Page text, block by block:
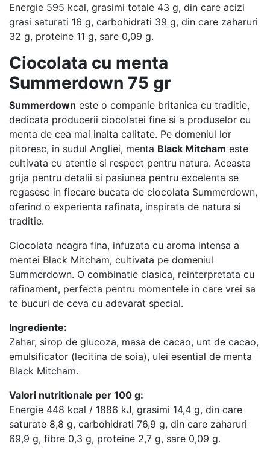
Energie 595 kcal, grasimi totale 43 g, din care acizi
grasi saturati 16 g, carbohidrati 39 g, din care zaharuri
32 g, proteine 11 g, sare 0,09 g.
Ciocolata cu menta
Summerdown 75 gr
Summerdown este o companie britanica cu traditie,
dedicata producerii ciocolatei fine si a produselor cu
menta de cea mai inalta calitate. Pe domeniul lor
pitoresc, in sudul Angliei, menta Black Mitcham este
cultivata cu atentie si respect pentru natura. Aceasta
grija pentru detalii si pasiunea pentru excelenta se
regasesc in fiecare bucata de ciocolata Summerdown,
oferind o experienta rafinata, inspirata de natura si
traditie.
Ciocolata neagra fina, infuzata cu aroma intensa a
mentei Black Mitcham, cultivata pe domeniul
Summerdown. O combinatie clasica, reinterpretata cu
rafinament, perfecta pentru momentele in care vrei sa
te bucuri de ceva cu adevarat special.
Ingrediente:
Zahar, sirop de glucoza, masa de cacao, unt de cacao,
emulsificator (lecitina de soia), ulei esential de menta
Black Mitcham.
Valori nutritionale per 100 g:
Energie 448 kcal / 1886 kJ, grasimi 14,4 g, din care
saturate 8,8 g, carbohidrati 76,9 g, din care zaharuri
69,9 g, fibre 0,3 g, proteine 2,7 g, sare 0,09 g.